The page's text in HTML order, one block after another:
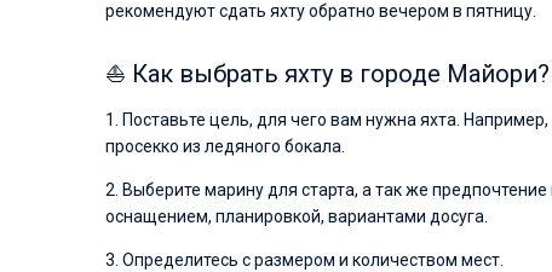
рекомендуют сдать яхту обратно вечером в пятницу.
⛵ Как выбрать яхту в городе Майори?
1. Поставьте цель, для чего вам нужна яхта.
просекко из ледяного бокала.
2. Выберите марину для старта, а так же
оснащением, планировкой, вариантами досуга.
3. Определитесь с размером и количеством мест.